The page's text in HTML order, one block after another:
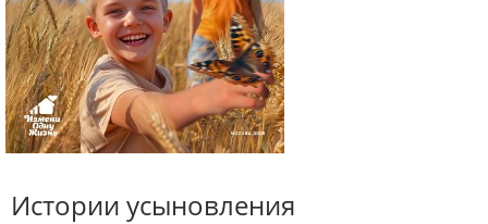
Истории усыновления